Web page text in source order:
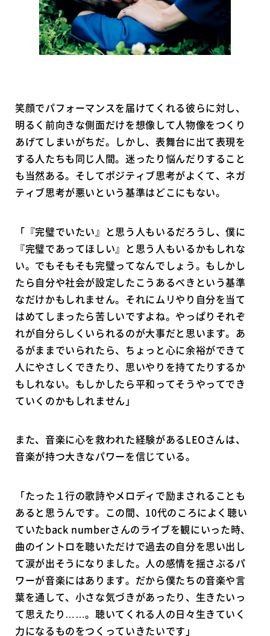
笑顔でパフォーマンスを届けてくれる彼らに対し、
明るく前向きな側面だけを想像して人物像をつくり
あげてしまいがちだ。しかし、表舞台に出て表現を
する人たちも同じ人間。迷ったり悩んだりすること
も当然ある。そしてポジティブ思考がよくて、ネガ
ティブ思考が悪いという基準はどこにもない。
「『完璧でいたい』と思う人もいるだろうし、僕に
『完璧であってほしい』と思う人もいるかもしれな
い。でもそもそも完璧ってなんでしょう。もしかし
たら自分や社会が設定したこうあるべきという基準
なだけかもしれません。それにムリやり自分を当て
はめてしまったら苦しいですよね。やっぱりそれぞ
れが自分らしくいられるのが大事だと思います。あ
るがままでいられたら、ちょっと心に余裕ができて
人にやさしくできたり、思いやりを持てたりするか
もしれない。もしかしたら平和ってそうやってでき
ていくのかもしれません」
また、音楽に心を救われた経験があるLEOさんは、
音楽が持つ大きなパワーを信じている。
「たった１行の歌詩やメロディで励まされることも
あると思うんです。この間、10代のころによく聴い
ていたback numberさんのライブを観にいった時、
曲のイントロを聴いただけで過去の自分を思い出し
て涙が出そうになりました。人の感情を揺さぶるパ
ワーが音楽にはあります。だから僕たちの音楽や言
葉を通して、小さな気づきがあったり、生きたいっ
て思えたり……。聴いてくれる人の日々生きていく
力になるものをつくっていきたいです」